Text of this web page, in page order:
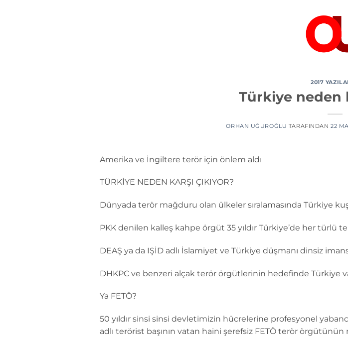
2017
Türkiye neden
ORHAN UĞUROĞLU TARAFINDAN 22
Amerika ve İngiltere terör için önlem aldı
TÜRKİYE NEDEN KARŞI ÇIKIYOR?
Dünyada terör mağduru olan ülkeler sıralamasında Türkiye
PKK denilen kalleş kahpe örgüt 35 yıldır Türkiye’de her türlü
DEAŞ ya da IŞİD adlı İslamiyet ve Türkiye düşmanı dinsiz
DHKPC ve benzeri alçak terör örgütlerinin hedefinde Türkiye
Ya FETÖ?
50 yıldır sinsi sinsi devletimizin hücrelerine profesyonel
adlı terörist başının vatan haini şerefsiz FETÖ terör